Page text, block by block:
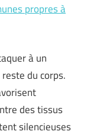
propres à
à un
du corps.
des tissus
silencieuses